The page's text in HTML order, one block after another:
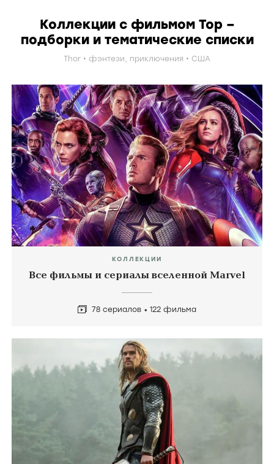
Коллекции с фильмом Тор –
подборки и тематические списки
Thor фэнтези, приключения США
КОЛЛЕКЦИИ
Все фильмы и сериалы вселенной Marvel
78 сериалов 122 фильма